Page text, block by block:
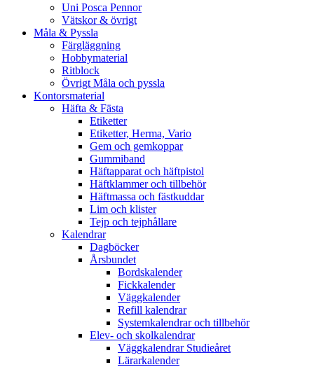
Uni Posca Pennor
Vätskor & övrigt
Måla & Pyssla
Färgläggning
Hobbymaterial
Ritblock
Övrigt Måla och pyssla
Kontorsmaterial
Häfta & Fästa
Etiketter
Etiketter, Herma, Vario
Gem och gemkoppar
Gummiband
Häftapparat och häftpistol
Häftklammer och tillbehör
Häftmassa och fästkuddar
Lim och klister
Tejp och tejphållare
Kalendrar
Dagböcker
Årsbundet
Bordskalender
Fickkalender
Väggkalender
Refill kalendrar
Systemkalendrar och tillbehör
Elev- och skolkalendrar
Väggkalendrar Studieåret
Lärarkalender